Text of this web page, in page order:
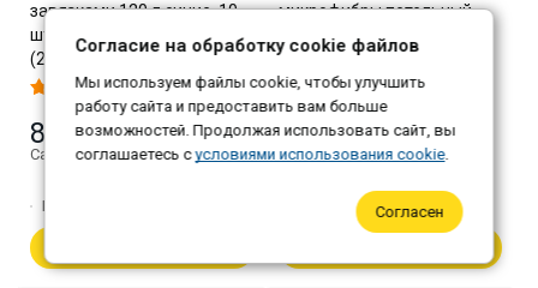
завязками 120 л синие, 10
шт в рулоне, ПНД, 74×84 см
(20 шт/кор)
85 ₽
Самовывоз: 82 ₽
Количество:
микрофибры петельный
«Барашек», белый
317 ₽
Самовывоз: 307 ₽
Количество:1
Согласие на обработку cookie файлов
Мы используем файлы cookie, чтобы улучшить
работу сайта и предоставить вам больше
возможностей. Продолжая использовать сайт, вы
соглашаетесь сусловиями использования cookie.
Согласен